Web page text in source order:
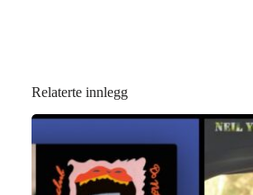
Relaterte innlegg